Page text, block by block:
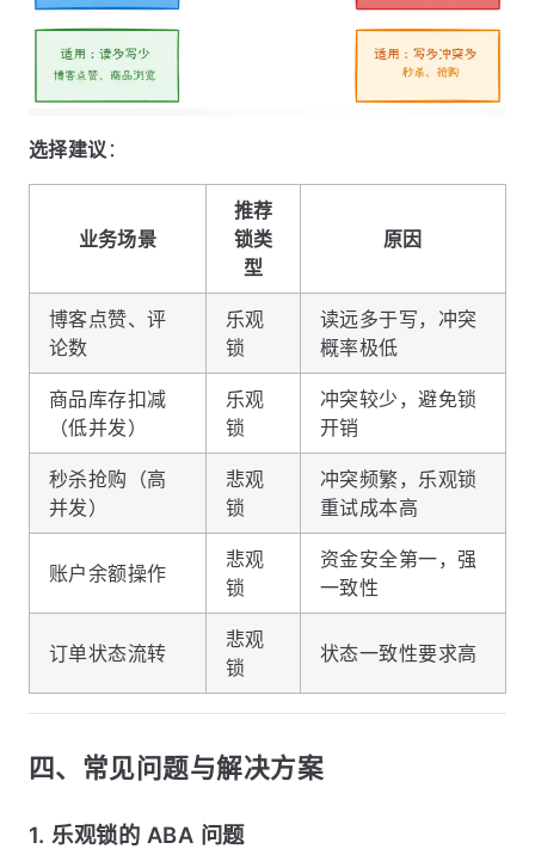
选择建议 ：
业务场景
推荐
锁类
型
原因
博客点赞、评
论数
乐观
锁
读远多于写，冲突
概率极低
商品库存扣减
（低并发）
乐观
锁
冲突较少，避免锁
开销
秒杀抢购（高
并发）
悲观
锁
冲突频繁，乐观锁
重试成本高
账户余额操作
悲观
锁
资金安全第一，强
一致性
订单状态流转
悲观
锁
状态一致性要求高
四、常见问题与解决方案
1. 乐观锁的 ABA 问题